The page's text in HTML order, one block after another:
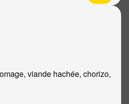
viande hachée, chorizo,